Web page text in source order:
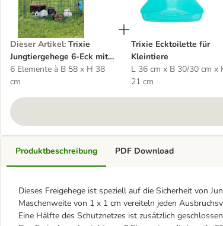
Dieser Artikel: Trixie
Jungtiergehege 6-Eck mit
Schutznetz
6 Elemente à B 58 x H 38
cm
Trixie Ecktoilette für
Kleintiere
L 36 cm x B 30/30 cm x
21 cm
Produktbeschreibung
Dieses Freigehege ist speziell auf die Sicherheit von
Maschenweite von 1 x 1 cm vereiteln jeden
Eine Hälfte des Schutznetzes ist zusätzlich
PDF Download